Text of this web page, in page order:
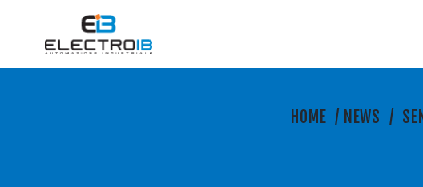
HOME / NEWS /